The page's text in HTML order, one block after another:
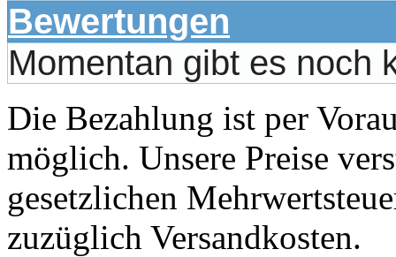
Bewertungen
Momentan gibt es noch
Die Bezahlung ist per
möglich. Unsere Preise
gesetzlichen
zuzüglich Versandkosten.